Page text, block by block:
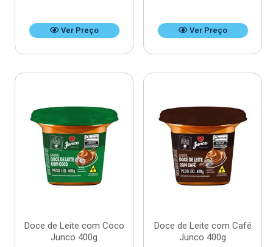
Ver Preço Ver Preço
Doce de Leite com Coco
Junco 400g
Doce de Leite com Café
Junco 400g